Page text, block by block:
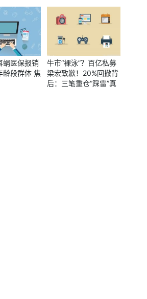
蜗医保报销
龄段群体 焦
牛市“裸泳”？百亿私募
梁宏致歉！20%回撤背
后：三笔重仓“踩雷”真